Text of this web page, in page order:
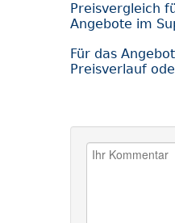
Preisvergleich
Angebote im
Für das
Preisverlauf